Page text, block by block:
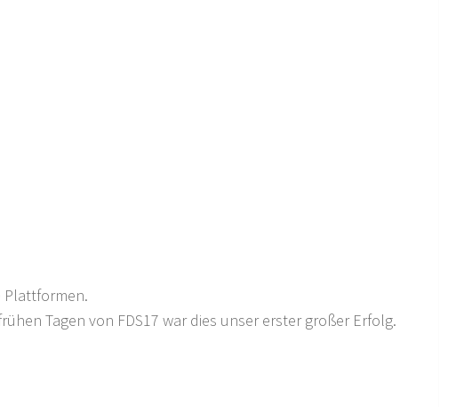
Plattformen.
Tagen von FDS17 war dies unser erster großer Erfolg.